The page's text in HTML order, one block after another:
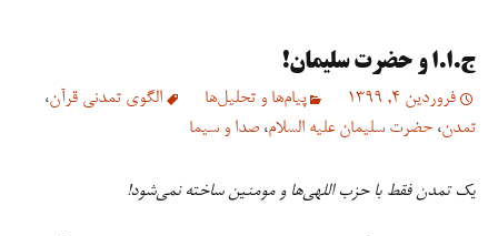
ج.ا.ا و حضرت سلیمان!
فروردین 4, 1399 پیام‌ها و تحلیل‌ها الگوی تمدنی قرآن،
تمدن، حضرت سلیمان علیه السلام، صدا و سیما
یک تمدن فقط با حزب اللهی‌ها و مومنین ساخته نمی‌شود!